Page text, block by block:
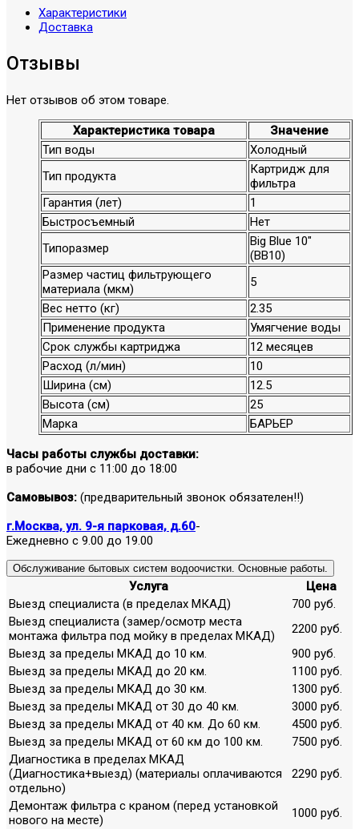
Характеристики
Доставка
Отзывы
Нет отзывов об этом товаре.
Характеристика товара
Значение
Тип воды
Холодный
Тип продукта
Картридж для
фильтра
Гарантия (лет)
1
Быстросъемный
Нет
Типоразмер
Big Blue 10″
(BB10)
Размер частиц фильтрующего
материала (мкм)
5
Вес нетто (кг)
2.35
Применение продукта
Умягчение воды
Срок службы картриджа
12 месяцев
Расход (л/мин)
10
Ширина (см)
12.5
Высота (см)
25
Марка
БАРЬЕР
Часы работы службы доставки:
в рабочие дни с 11:00 до 18:00
Самовывоз: (предварительный звонок обязателен!!)
г.Москва, ул. 9-я парковая, д.60-
Ежедневно с 9.00 до 19.00
Обслуживание бытовых систем водоочистки. Основные работы.
Услуга
Цена
Выезд специалиста (в пределах МКАД)
700 руб.
Выезд специалиста (замер/осмотр места
монтажа фильтра под мойку в пределах МКАД)
2200 руб.
Выезд за пределы МКАД до 10 км.
900 руб.
Выезд за пределы МКАД до 20 км.
1100 руб.
Выезд за пределы МКАД до 30 км.
1300 руб.
Выезд за пределы МКАД от 30 до 40 км.
3000 руб.
Выезд за пределы МКАД от 40 км. До 60 км.
4500 руб.
Выезд за пределы МКАД от 60 км до 100 км.
7500 руб.
Диагностика в пределах МКАД
(Диагностика+выезд) (материалы оплачиваются
отдельно)
2290 руб.
Демонтаж фильтра с краном (перед установкой
нового на месте)
1000 руб.